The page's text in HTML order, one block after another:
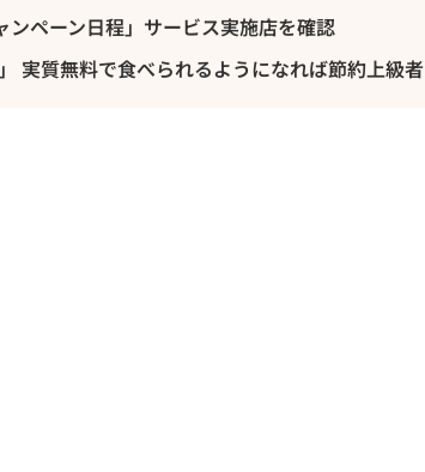
ンペーン日程」サービス実施店を確認
実質無料で食べられるようになれば節約上級者